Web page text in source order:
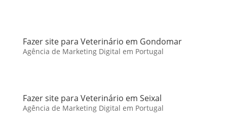
Fazer site para Veterinário em Gondomar
Agência de Marketing Digital em Portugal
Fazer site para Veterinário em Seixal
Agência de Marketing Digital em Portugal